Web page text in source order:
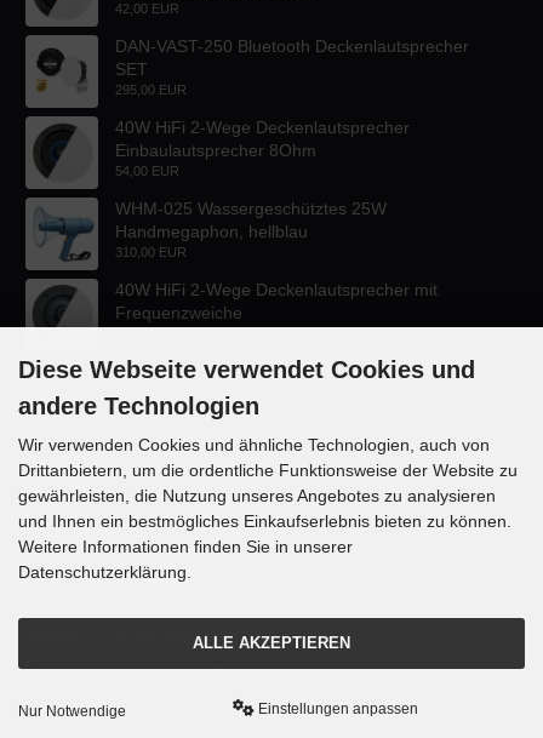
42,00 EUR
DAN-VAST-250 Bluetooth Deckenlautsprecher
SET
295,00 EUR
40W HiFi 2-Wege Deckenlautsprecher
Einbaulautsprecher 8Ohm
54,00 EUR
WHM-025 Wassergeschütztes 25W
Handmegaphon, hellblau
310,00 EUR
40W HiFi 2-Wege Deckenlautsprecher mit
Frequenzweiche
KONTAKT
Lautsprecher-OnlineShop.de
Rübekampstr. 35
46117 Oberhausen
Telefon +49 (0) 208 / 874188
Email info@danyluk.de
mod
Diese Webseite verwendet Cookies und
andere Technologien
Wir verwenden Cookies und ähnliche Technologien, auch von
Drittanbietern, um die ordentliche Funktionsweise der Website zu
gewährleisten, die Nutzung unseres Angebotes zu analysieren
und Ihnen ein bestmögliches Einkaufserlebnis bieten zu können.
Weitere Informationen finden Sie in unserer
Datenschutzerklärung.
ALLE AKZEPTIEREN
Nur Notwendige Einstellungen anpassen